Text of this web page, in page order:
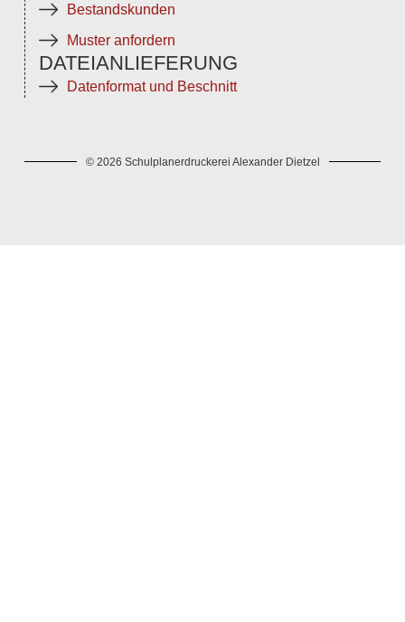
Bestandskunden
Muster anfordern
DATEIANLIEFERUNG
Datenformat und Beschnitt
© 2026 Schulplanerdruckerei Alexander Dietzel